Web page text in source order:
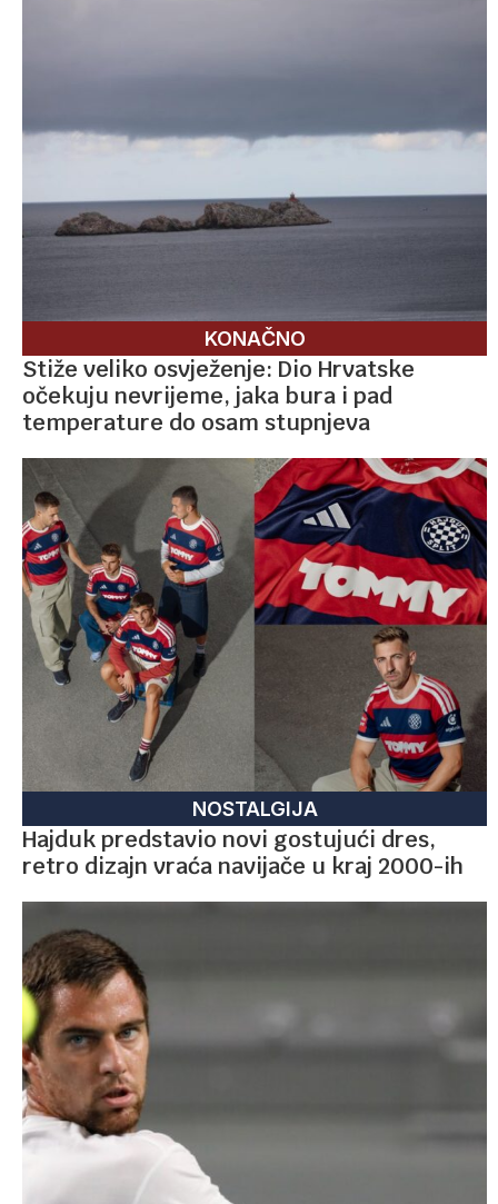
KONAČNO
Stiže veliko osvježenje: Dio Hrvatske
očekuju nevrijeme, jaka bura i pad
temperature do osam stupnjeva
NOSTALGIJA
Hajduk predstavio novi gostujući dres,
retro dizajn vraća navijače u kraj 2000-ih